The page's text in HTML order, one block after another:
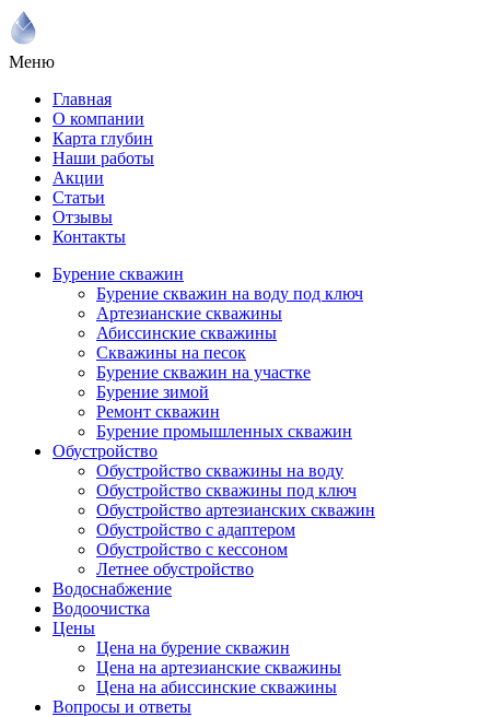
Меню
Главная
О компании
Карта глубин
Наши работы
Акции
Статьи
Отзывы
Контакты
Бурение скважин
Бурение скважин на воду под ключ
Артезианские скважины
Абиссинские скважины
Скважины на песок
Бурение скважин на участке
Бурение зимой
Ремонт скважин
Бурение промышленных скважин
Обустройство
Обустройство скважины на воду
Обустройство скважины под ключ
Обустройство артезианских скважин
Обустройство с адаптером
Обустройство с кессоном
Летнее обустройство
Водоснабжение
Водоочистка
Цены
Цена на бурение скважин
Цена на артезианские скважины
Цена на абиссинские скважины
Вопросы и ответы